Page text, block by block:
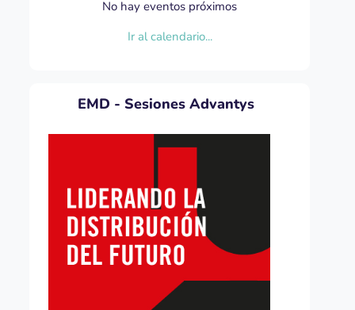
No hay eventos próximos
Ir al calendario...
EMD - Sesiones Advantys